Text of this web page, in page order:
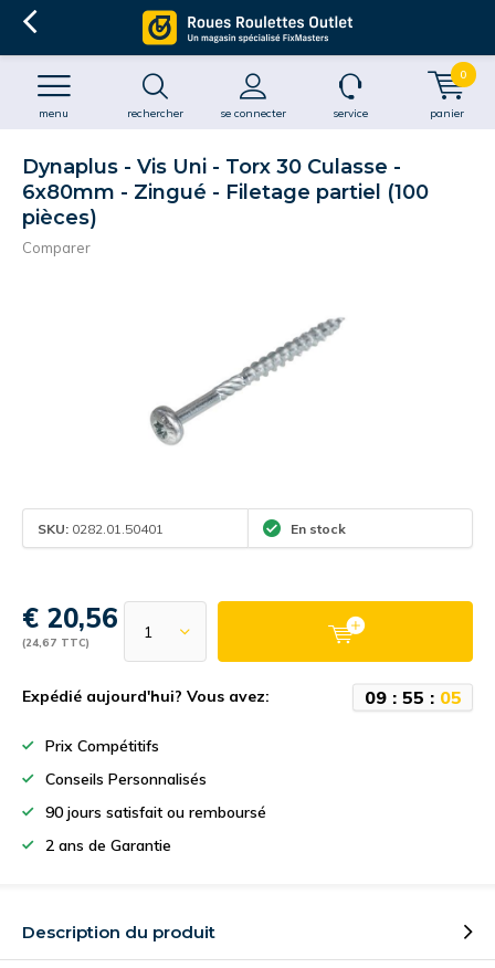
rechercher se connecter
menu service panier
0
Dynaplus - Vis Uni - Torx 30 Culasse -
6x80mm - Zingué - Filetage partiel (100
pièces)
Comparer
SKU: 0282.01.50401 En stock
€ 20,56
(24,67 TTC)
Expédié aujourd'hui? Vous avez: 09: 55 : 05
Prix Compétitifs
Conseils Personnalisés
90 jours satisfait ou remboursé
2 ans de Garantie
Description du produit